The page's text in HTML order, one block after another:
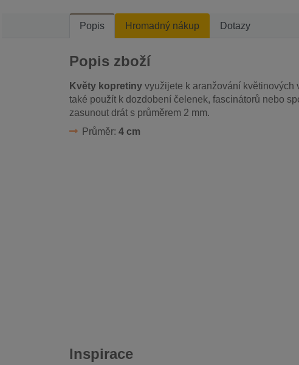
Popis Hromadný nákup Dotazy
Popis zboží
Květy kopretiny využijete k aranžování květinových
také použít k dozdobení čelenek, fascinátorů nebo
zasunout drát s průměrem 2 mm.
Průměr: 4 cm
Inspirace